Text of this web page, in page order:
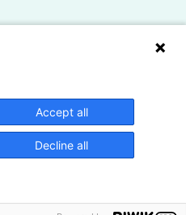
Accept all
Decline all